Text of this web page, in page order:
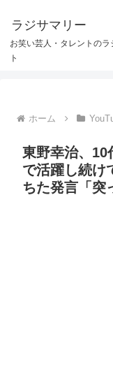
ラジサマリー
お笑い芸人・タレントの
ト
ホーム
東野幸治、10
で活躍し続け
ちた発言「突